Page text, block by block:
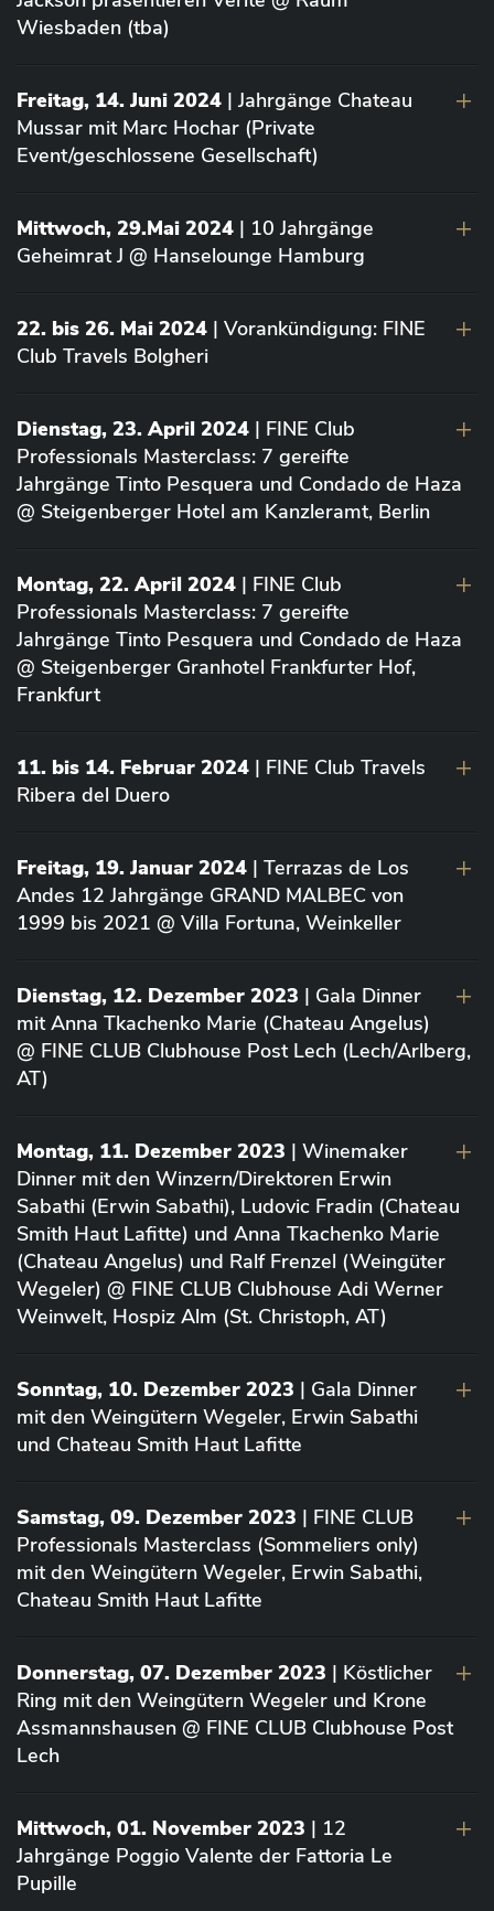
Wiesbaden (tba)
Freitag, 14. Juni 2024 | Jahrgänge Chateau
Mussar mit Marc Hochar (Private
Event/geschlossene Gesellschaft)
Mittwoch, 29.Mai 2024 | 10 Jahrgänge
Geheimrat J @ Hanselounge Hamburg
22. bis 26. Mai 2024 | Vorankündigung: FINE
Club Travels Bolgheri
Dienstag, 23. April 2024 | FINE Club
Professionals Masterclass: 7 gereifte
Jahrgänge Tinto Pesquera und Condado de Haza
@ Steigenberger Hotel am Kanzleramt, Berlin
Montag, 22. April 2024 | FINE Club
Professionals Masterclass: 7 gereifte
Jahrgänge Tinto Pesquera und Condado de Haza
@ Steigenberger Granhotel Frankfurter Hof,
Frankfurt
11. bis 14. Februar 2024 | FINE Club Travels
Ribera del Duero
Freitag, 19. Januar 2024 | Terrazas de Los
Andes 12 Jahrgänge GRAND MALBEC von
1999 bis 2021 @ Villa Fortuna, Weinkeller
Dienstag, 12. Dezember 2023 | Gala Dinner
mit Anna Tkachenko Marie (Chateau Angelus)
@ FINE CLUB Clubhouse Post Lech (Lech/Arlberg,
AT)
Montag, 11. Dezember 2023 | Winemaker
Dinner mit den Winzern/Direktoren Erwin
Sabathi (Erwin Sabathi), Ludovic Fradin (Chateau
Smith Haut Lafitte) und Anna Tkachenko Marie
(Chateau Angelus) und Ralf Frenzel (Weingüter
Wegeler) @ FINE CLUB Clubhouse Adi Werner
Weinwelt, Hospiz Alm (St. Christoph, AT)
Sonntag, 10. Dezember 2023 | Gala Dinner
mit den Weingütern Wegeler, Erwin Sabathi
und Chateau Smith Haut Lafitte
Samstag, 09. Dezember 2023 | FINE CLUB
Professionals Masterclass (Sommeliers only)
mit den Weingütern Wegeler, Erwin Sabathi,
Chateau Smith Haut Lafitte
Donnerstag, 07. Dezember 2023 | Köstlicher
Ring mit den Weingütern Wegeler und Krone
Assmannshausen @ FINE CLUB Clubhouse Post
Lech
Mittwoch, 01. November 2023 | 12
Jahrgänge Poggio Valente der Fattoria Le
Pupille